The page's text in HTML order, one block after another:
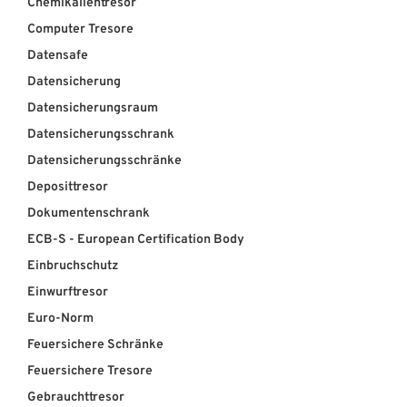
ÜBER UNS
Über uns
Messen & Events
Presse
Karriere
Unternehmen
Geschichte
Chemikalientresor
Computer Tresore
Datensafe
Datensicherung
Datensicherungsraum
Datensicherungsschrank
Datensicherungsschränke
Deposittresor
Dokumentenschrank
ECB-S - European Certification Body
Einbruchschutz
Einwurftresor
Euro-Norm
Feuersichere Schränke
Feuersichere Tresore
Gebrauchttresor